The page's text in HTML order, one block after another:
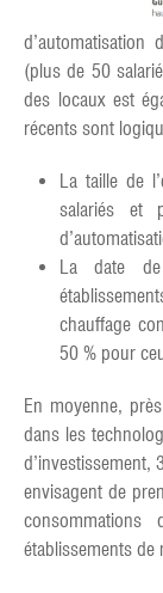
d’automatisation
(plus de 50
des locaux est
récents sont
La taille de
salariés et
La date
chauffage
50 % pour
En moyenne,
dans les
d’investissement,
envisagent de
établissements de